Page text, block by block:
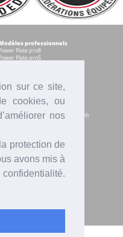
sur ce site,
cookies, ou
nos
protection de
avons mis à
professionnels
Power Plate pro8
Power Plate pro5
marketing & web
Reprise
légales